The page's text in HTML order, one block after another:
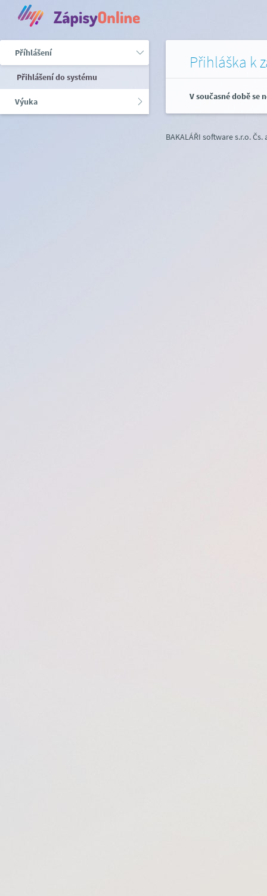
Příhlášení
Přihlášení do systému
Výuka
Přihláška k
V současné době se
BAKALÁŘI software s.r.o.Čs.